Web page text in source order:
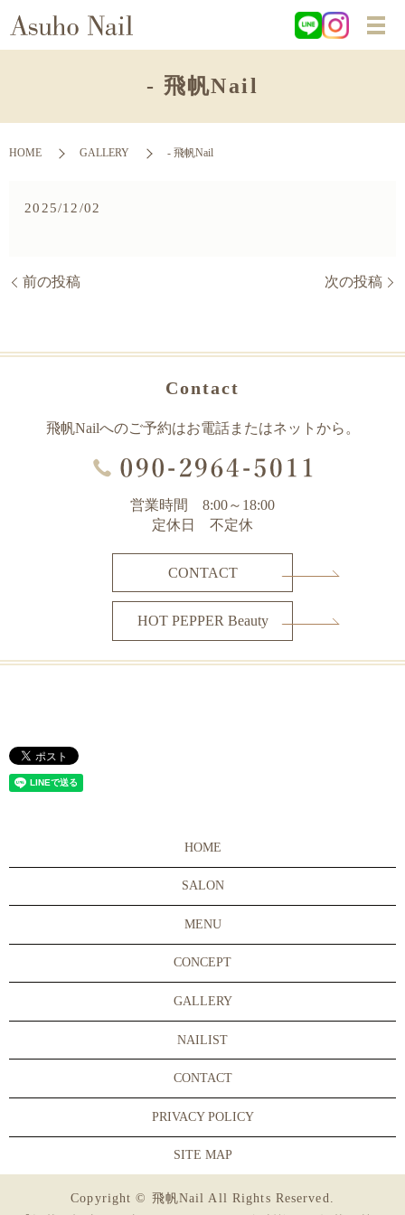
- 飛帆Nail
HOME GALLERY - 飛帆Nail
2025/12/02
前の投稿 次の投稿
Contact
飛帆Nailへのご予約はお電話またはネットから。
営業時間 8:00～18:00
定休日 不定休
CONTACT
HOT PEPPER Beauty
HOME
SALON
MENU
CONCEPT
GALLERY
NAILIST
CONTACT
PRIVACY POLICY
SITE MAP
Copyright © 飛帆Nail All Rights Reserved.